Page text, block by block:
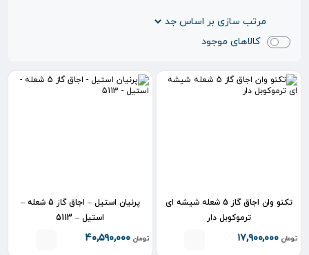
کالاهای موجود
تکنو وان اجاق گاز 5 شعله شیشه ای
ترموکوبل دار
تومان ۱۷,۹۰۰,۰۰۰
پرنیان استیل – اجاق گاز 5 شعله –
استیل – 5113
تومان ۴۰,۵۹۰,۰۰۰